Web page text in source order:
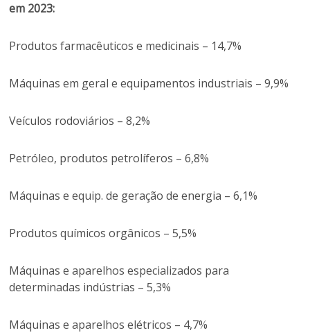
em 2023:
Produtos farmacêuticos e medicinais – 14,7%
Máquinas em geral e equipamentos industriais – 9,9%
Veículos rodoviários – 8,2%
Petróleo, produtos petrolíferos – 6,8%
Máquinas e equip. de geração de energia – 6,1%
Produtos químicos orgânicos – 5,5%
Máquinas e aparelhos especializados para
determinadas indústrias – 5,3%
Máquinas e aparelhos elétricos – 4,7%